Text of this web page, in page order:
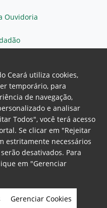
Ouvidoria
do Estado do Ceará
de Justiça Av. Gen. Afonso
130 - Cambeba - CEP:
Ceará. Brasil
Webmail Office 365
Ceará utiliza cookies,
temporário, para
de navegação,
e analisar
Todos", você terá acesso
Se clicar em "Rejeitar
estritamente necessários
desativados. Para
em "Gerenciar
Gerenciar Cookies